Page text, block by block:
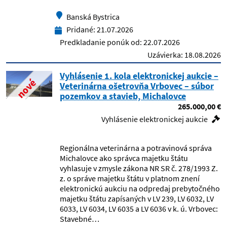
Detský domov,Snina
Detský domov,Vranov nad Topľou
Diagnostické centrum
Divadlo Nová scéna, Bratislava
Dopravný úrad
Ekonomicky ustav SAV
Environmentálny fond
Fakultná nemocnica Nitra
Fakultná nemocnica s poliklinikou F. D.
Banská Bystrica
Pridané: 21.07.2026
Predkladanie ponúk od: 22.07.2026
Uzávierka: 18.08.2026
nové
Vyhlásenie 1. kola elektronickej aukcie –
Veterinárna ošetrovňa Vrbovec – súbor
pozemkov a stavieb, Michalovce
265.000,00 €
Vyhlásenie elektronickej aukcie
Regionálna veterinárna a potravinová správa
Michalovce ako správca majetku štátu
vyhlasuje v zmysle zákona NR SR č. 278/1993 Z.
z. o správe majetku štátu v platnom znení
elektronickú aukciu na odpredaj prebytočného
majetku štátu zapísaných v LV 239, LV 6032, LV
6033, LV 6034, LV 6035 a LV 6036 v k. ú. Vrbovec:
Stavebné…